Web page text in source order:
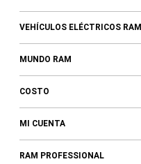
VEHÍCULOS ELÉCTRICOS RAM
MUNDO RAM
COSTO
MI CUENTA
RAM PROFESSIONAL